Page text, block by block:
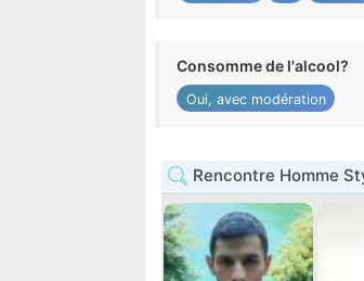
Consomme de l'alcool?
Oui, avec modération
Rencontre Homme